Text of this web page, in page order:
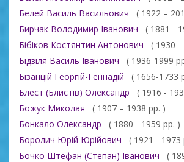
Белей Василь Васильович ( 1922 –
Бирчак Володимир Іванович ( 1881 -
Бібіков Костянтин Антонович ( 1930 -
Бідзіля Василь Іванович ( 1936-1999
Бізанцій Георгій-Геннадій
( 1656-1733
Блест (Блистів) Олександр
( 1916 -
Божук Миколая
( 1907 – 1938 рр. )
Бонкало Олександр
( 1880 - 1959 рр. )
Боролич Юрій Юрійович ( 1921 - 1973
Бочко Штефан (Степан) Іванович (